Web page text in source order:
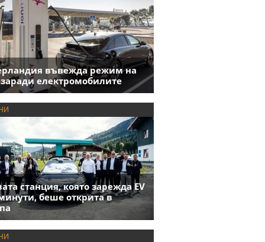
въвежда режим на
заради електромобилите
станция, която зарежда EV
беше открита в